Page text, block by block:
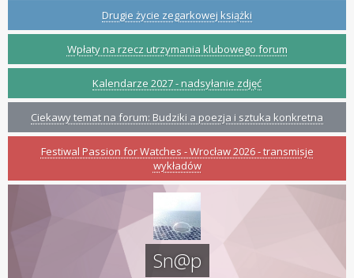
Drugie życie zegarkowej książki
Wpłaty na rzecz utrzymania klubowego forum
Kalendarze 2027 - nadsyłanie zdjęć
Ciekawy temat na forum: Budziki a poezja i sztuka konkretna
Festiwal Passion for Watches - Wrocław 2026 - transmisje
wykładów
Sn@p